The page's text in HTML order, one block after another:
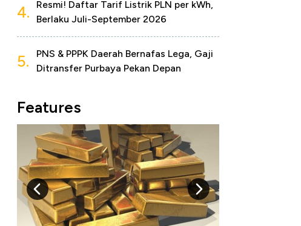
4.
Resmi! Daftar Tarif Listrik PLN per kWh,
Berlaku Juli-September 2026
5.
PNS & PPPK Daerah Bernafas Lega, Gaji
Ditransfer Purbaya Pekan Depan
Features